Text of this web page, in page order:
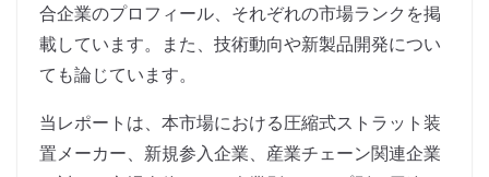
合企業のプロフィール、それぞれの市場ランクを掲
載しています。また、技術動向や新製品開発につい
ても論じています。
当レポートは、本市場における圧縮式ストラット装
置メーカー、新規参入企業、産業チェーン関連企業